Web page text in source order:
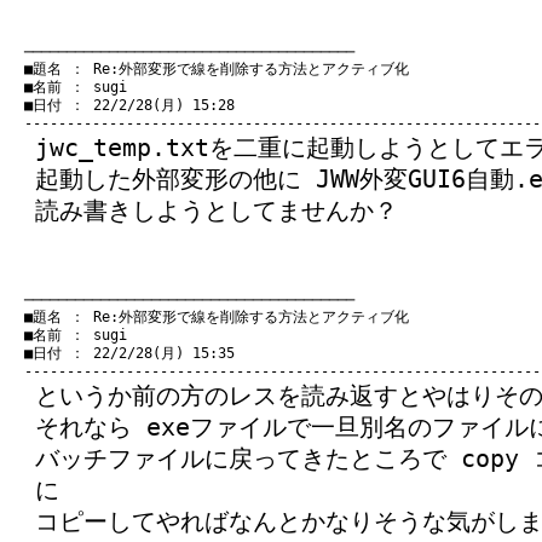
───────────────────────────────────────
■題名 ： Re:外部変形で線を削除する方法とアクティブ化
■名前 ： sugi
■日付 ： 22/2/28(月) 15:28
jwc_temp.txtを二重に起動しようとしてエ
起動した外部変形の他に JWW外変GUI6自
読み書きしようとしてませんか？
───────────────────────────────────────
■題名 ： Re:外部変形で線を削除する方法とアクティブ化
■名前 ： sugi
■日付 ： 22/2/28(月) 15:35
というか前の方のレスを読み返すとやはりそ
それなら exeファイルで一旦別名のファイル
バッチファイルに戻ってきたところで
に
コピーしてやればなんとかなりそうな気がし